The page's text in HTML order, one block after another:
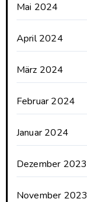
Mai 2024
April 2024
März 2024
Februar 2024
Januar 2024
Dezember 2023
November 2023